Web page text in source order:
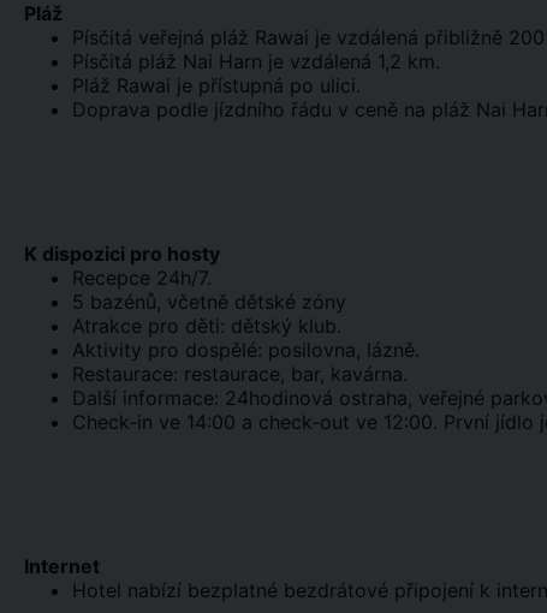
Pláž
Písčitá veřejná pláž Rawai je vzdálená přibližně
Písčitá pláž Nai Harn je vzdálená 1,2 km.
Pláž Rawai je přístupná po ulici.
Doprava podle jízdního řádu v ceně na pláž Nai
K dispozici pro hosty
Recepce 24h/7.
5 bazénů, včetně dětské zóny
Atrakce pro děti: dětský klub.
Aktivity pro dospělé: posilovna, lázně.
Restaurace: restaurace, bar, kavárna.
Další informace: 24hodinová ostraha, veřejné
Check-in ve 14:00 a check-out ve 12:00. První
Internet
Hotel nabízí bezplatné bezdrátové připojení k